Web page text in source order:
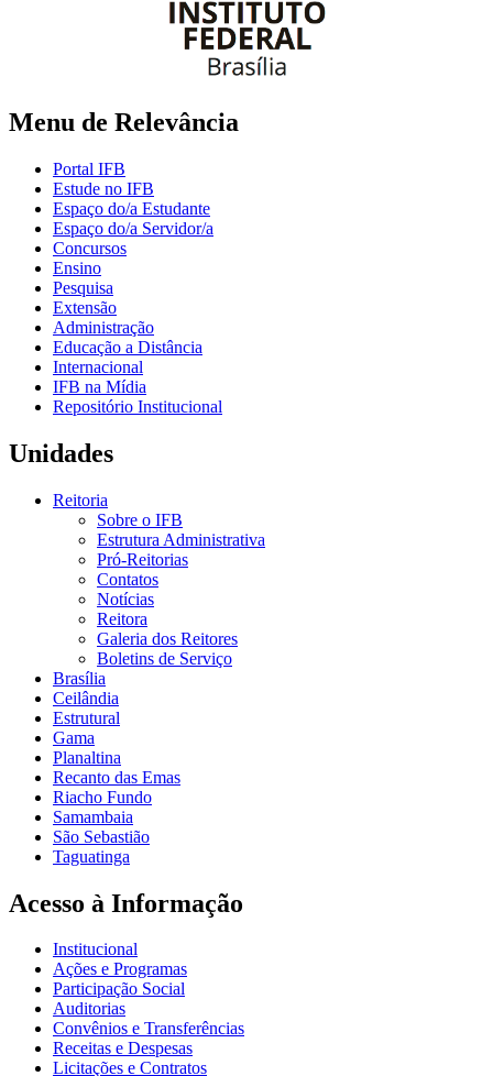
Menu de Relevância
Portal IFB
Estude no IFB
Espaço do/a Estudante
Espaço do/a Servidor/a
Concursos
Ensino
Pesquisa
Extensão
Administração
Educação a Distância
Internacional
IFB na Mídia
Repositório Institucional
Unidades
Reitoria
Sobre o IFB
Estrutura Administrativa
Pró-Reitorias
Contatos
Notícias
Reitora
Galeria dos Reitores
Boletins de Serviço
Brasília
Ceilândia
Estrutural
Gama
Planaltina
Recanto das Emas
Riacho Fundo
Samambaia
São Sebastião
Taguatinga
Acesso à Informação
Institucional
Ações e Programas
Participação Social
Auditorias
Convênios e Transferências
Receitas e Despesas
Licitações e Contratos